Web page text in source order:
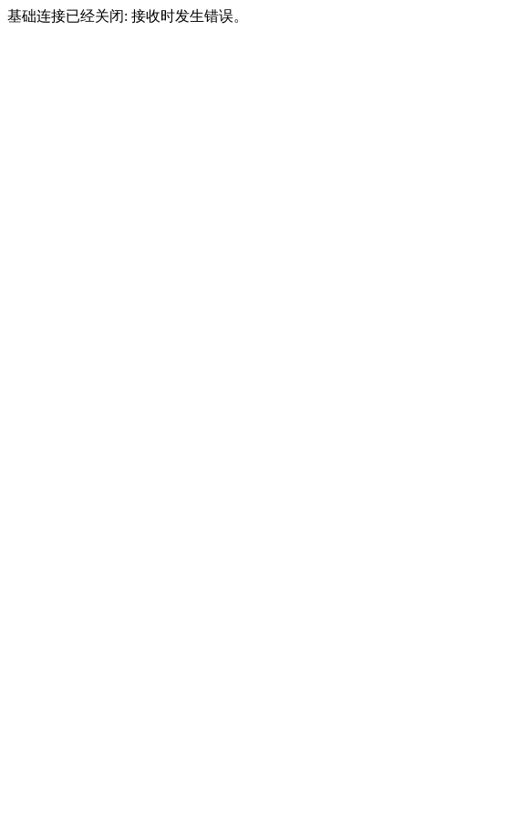
基础连接已经关闭: 接收时发生错误。